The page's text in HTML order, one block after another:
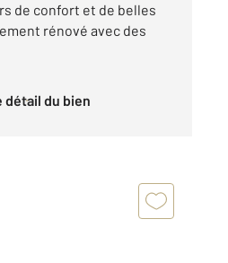
de confort et de belles
rénové avec des
détail du bien